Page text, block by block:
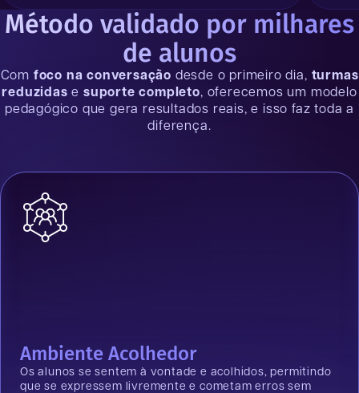
Método validado por milhares
de alunos
Com foco na conversação desde o primeiro dia, turmas
reduzidas esuporte completo, oferecemos um modelo
pedagógico que gera resultados reais, e isso faz toda a
diferença.
Ambiente Acolhedor
Os alunos se sentem à vontade e acolhidos, permitindo
que se expressem livremente e cometam erros sem